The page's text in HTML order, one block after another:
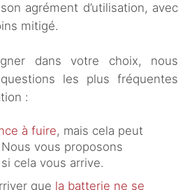
agrément d’utilisation, avec
mitigé.
dans votre choix, nous
les plus fréquentes
:
à fuire, mais cela peut
vous proposons
cela vous arrive.
que la batterie ne se